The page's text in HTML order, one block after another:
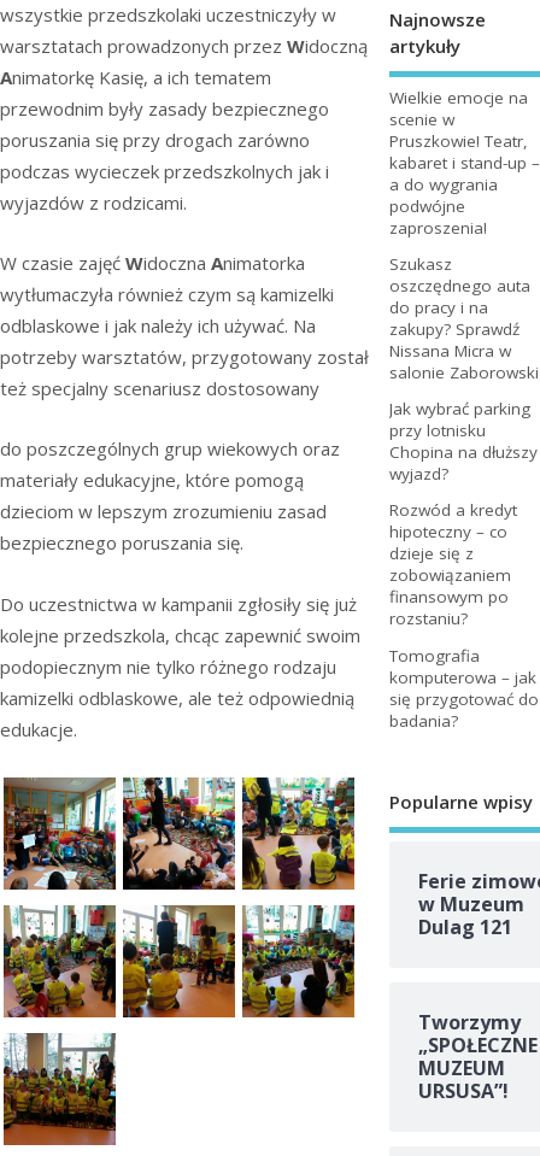
wszystkie przedszkolaki uczestniczyły w
warsztatach prowadzonych przez Widoczną
Animatorkę Kasię, a ich tematem
przewodnim były zasady bezpiecznego
poruszania się przy drogach zarówno
podczas wycieczek przedszkolnych jak i
wyjazdów z rodzicami.
W czasie zajęć Widoczna Animatorka
wytłumaczyła również czym są kamizelki
odblaskowe i jak należy ich używać. Na
potrzeby warsztatów, przygotowany został
też specjalny scenariusz dostosowany
do poszczególnych grup wiekowych oraz
materiały edukacyjne, które pomogą
dzieciom w lepszym zrozumieniu zasad
bezpiecznego poruszania się.
Do uczestnictwa w kampanii zgłosiły się już
kolejne przedszkola, chcąc zapewnić swoim
podopiecznym nie tylko różnego rodzaju
kamizelki odblaskowe, ale też odpowiednią
edukacje.
Najnowsze
artykuły
Wielkie emocje na
scenie w
Pruszkowie! Teatr,
kabaret i stand-up –
a do wygrania
podwójne
zaproszenia!
Szukasz
oszczędnego auta
do pracy i na
zakupy? Sprawdź
Nissana Micra w
salonie Zaborowski
Jak wybrać parking
przy lotnisku
Chopina na dłuższy
wyjazd?
Rozwód a kredyt
hipoteczny – co
dzieje się z
zobowiązaniem
finansowym po
rozstaniu?
Tomografia
komputerowa – jak
się przygotować do
badania?
Popularne wpisy
Ferie
w Muzeum
Dulag 121
Tworzymy
„SPOŁECZNE
MUZEUM
URSUSA”!